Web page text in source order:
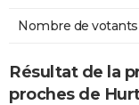
Nombre de votants
Résultat de la
proches de